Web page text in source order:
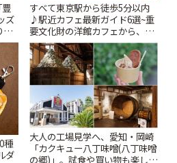
ズ
っ
すべて東京駅から徒歩5分以内
♪駅近カフェ最新ガイド6選~重
要文化財の洋館カフェから、改
札すぐのレトロ喫茶まで~ | こと
りっぷ
種
ダ
大人の工場見学へ、愛知・岡崎
「カクキュー八丁味噌(八丁味噌
の郷)」。試食や買い物も楽しみ